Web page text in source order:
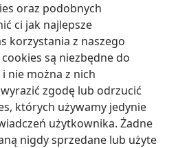
oraz podobnych
ci jak najlepsze
korzystania z naszego
są niezbędne do
nie można z nich
zgodę lub odrzucić
których używamy jedynie
użytkownika. Żadne
nigdy sprzedane lub użyte
zobowiązywałoby ich
kroków. Oznaczałoby to,
zmysłowym
się całym sercem za
— niepodobny do postępowania
obrać i jaką wartość będzie mieć
się zapowiedzi?